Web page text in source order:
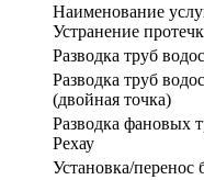
Наименование
Устранение
Разводка труб
Разводка труб
(двойная точка)
Разводка фановых
Рехау
Установка/перенос